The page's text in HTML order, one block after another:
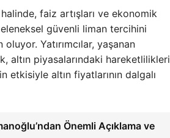
faiz artışları ve ekonomik
güvenli liman tercihini
Yatırımcılar, yaşanan
altın piyasalarındaki hareketlilikleri
etkisiyle altın fiyatlarının dalgalı
Önemli Açıklama ve